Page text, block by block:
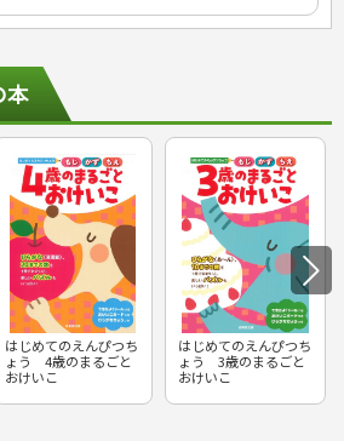
本
はじめてのえんぴつち
ょう 4歳のまるごと
おけいこ
はじめてのえんぴつち
ょう 3歳のまるごと
おけいこ